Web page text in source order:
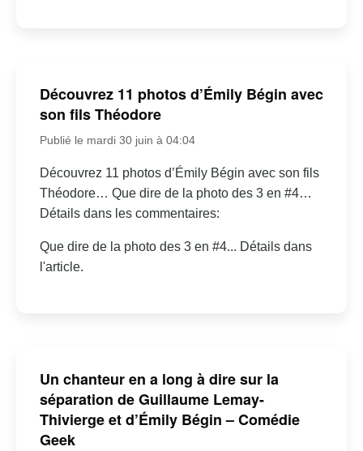
Découvrez 11 photos d’Émily Bégin avec
son fils Théodore
Publié le mardi 30 juin à 04:04
Découvrez 11 photos d’Émily Bégin avec son fils
Théodore… Que dire de la photo des 3 en #4…
Détails dans les commentaires:
Que dire de la photo des 3 en #4... Détails dans
l'article.
Un chanteur en a long à dire sur la
séparation de Guillaume Lemay-
Thivierge et d’Émily Bégin – Comédie
Geek